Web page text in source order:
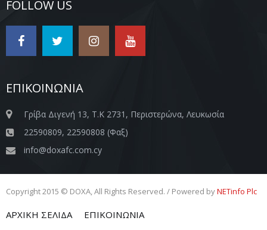
FOLLOW US
ΕΠΙΚΟΙΝΩΝΙΑ
Γρίβα Διγενή 13, Τ.Κ 2731, Περιστερώνα, Λευκωσία
22590809, 22590808 (Φαξ)
info@doxafc.com.cy
Copyright 2015 © DOXA, All Rights Reserved. / Powered byNETinfo Plc
ΑΡΧΙΚΗ ΣΕΛΙΔΑ ΕΠΙΚΟΙΝΩΝΙΑ